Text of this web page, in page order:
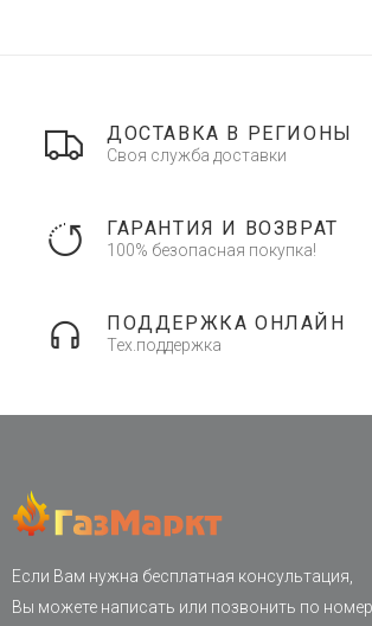
ДОСТАВКА В РЕГИОНЫ
Своя служба доставки
ГАРАНТИЯ И ВОЗВРАТ
100% безопасная покупка!
ПОДДЕРЖКА ОНЛАЙН
Тех.поддержка
Если Вам нужна бесплатная консультация,
Вы можете написать или позвонить по